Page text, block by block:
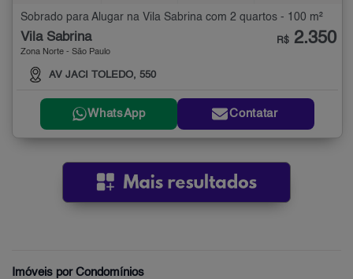
Sobrado para Alugar na Vila Sabrina com 2 quartos - 100 m²
Vila Sabrina
Zona Norte - São Paulo
AV JACI TOLEDO, 550
R$ 2.350
WhatsApp Contatar
Imóveis por Condomínios